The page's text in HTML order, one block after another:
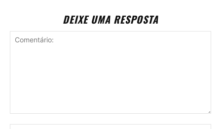
DEIXE UMA RESPOSTA